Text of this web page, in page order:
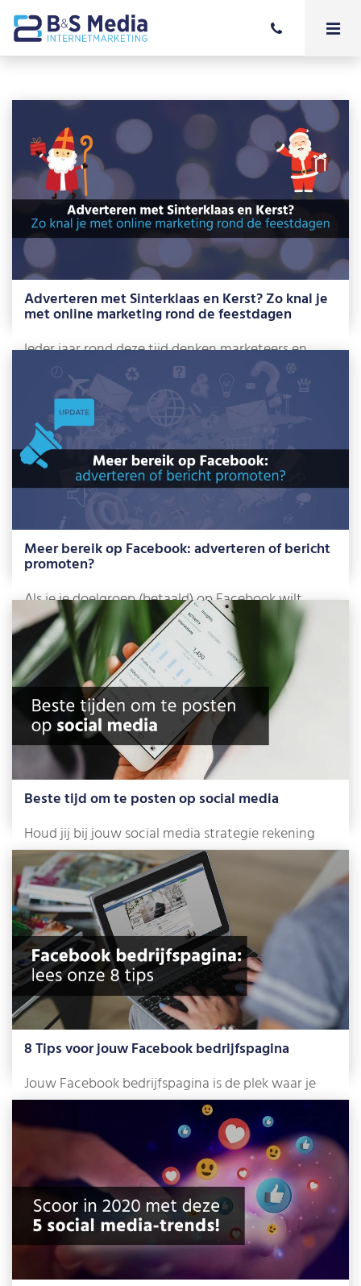
Adverteren met Sinterklaas en Kerst? Zo knal je
met online marketing rond de feestdagen
Ieder jaar rond deze tijd denken marketeers en
ondernemers weer aan marketing rond de […]
Lees meer »
Meer bereik op Facebook: adverteren of bericht
promoten?
Als je je doelgroep (betaald) op Facebook wilt
bereiken, kun je ervoor kiezen om […]
Lees meer »
Beste tijd om te posten op social media
Houd jij bij jouw social media strategie rekening
met de beste tijd om te […]
Lees meer »
8 Tips voor jouw Facebook bedrijfspagina
Jouw Facebook bedrijfspagina is de plek waar je
doelgroep heengaat voor informatie, maar ook […]
Lees meer »